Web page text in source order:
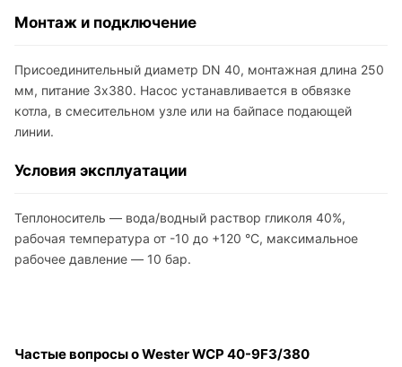
Монтаж и подключение
Присоединительный диаметр DN 40, монтажная длина 250
мм, питание 3х380. Насос устанавливается в обвязке
котла, в смесительном узле или на байпасе подающей
линии.
Условия эксплуатации
Теплоноситель — вода/водный раствор гликоля 40%,
рабочая температура от -10 до +120 °C, максимальное
рабочее давление — 10 бар.
Частые вопросы о Wester WCP 40-9F3/380